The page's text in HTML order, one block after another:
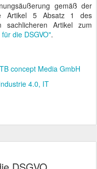
gemäß der
Artikel 5 Absatz 1 des
sachlicheren Artikel zum
die DSGVO".
concept Media GmbH
4.0 IT